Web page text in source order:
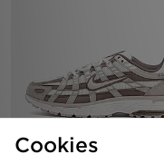
Nike P-6000 Women's
Cookies